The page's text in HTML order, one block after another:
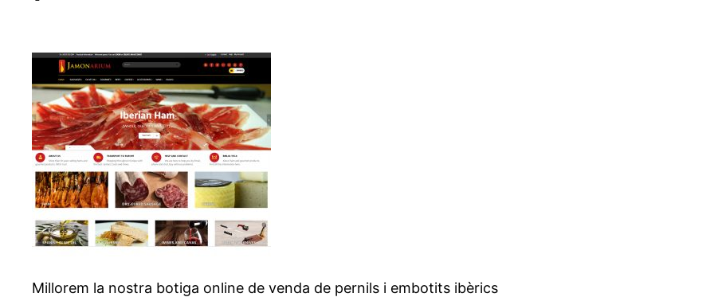
Millorem la nostra botiga online de venda de pernils i embotits ibèrics